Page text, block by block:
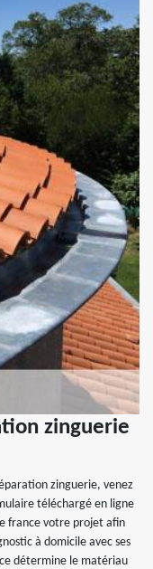
zinguerie
zinguerie, venez
téléchargé en ligne
france votre projet afin
à domicile avec ses
détermine le matériau